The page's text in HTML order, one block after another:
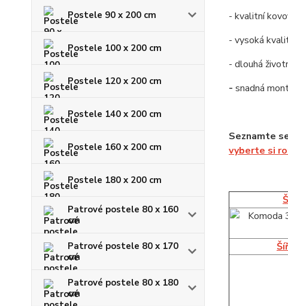
Postele 90 x 200 cm
Postele 100 x 200 cm
Postele 120 x 200 cm
Postele 140 x 200 cm
Postele 160 x 200 cm
Postele 180 x 200 cm
Patrové postele 80 x 160
cm
Patrové postele 80 x 170
cm
Patrové postele 80 x 180
cm
- kvalitní
- vysoká
- dlouhá
- snadná
Seznamte
vyberte si